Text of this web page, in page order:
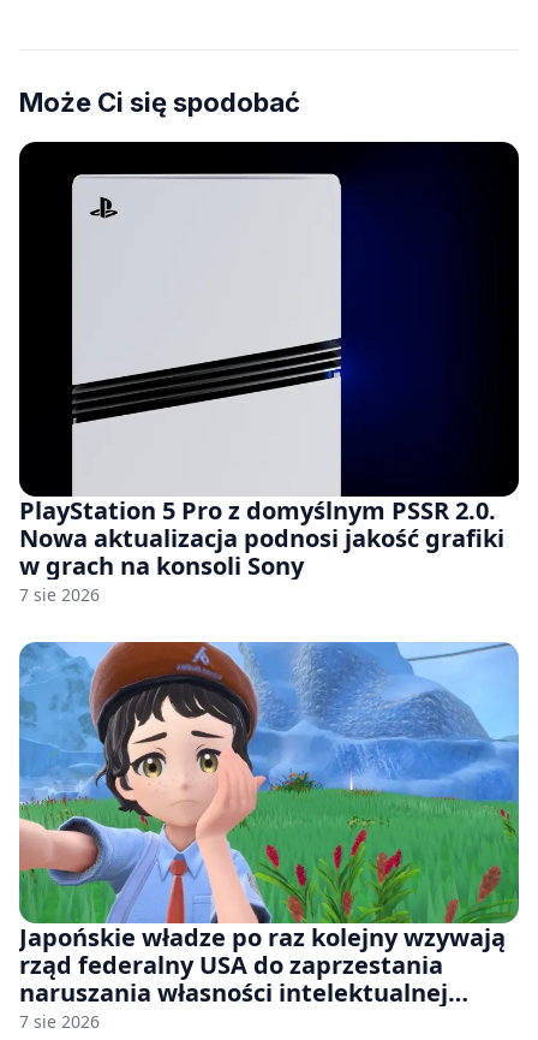
Może Ci się spodobać
PlayStation 5 Pro z domyślnym PSSR 2.0.
Nowa aktualizacja podnosi jakość grafiki
w grach na konsoli Sony
7 sie 2026
Japońskie władze po raz kolejny wzywają
rząd federalny USA do zaprzestania
naruszania własności intelektualnej
japońskich gier i anime
7 sie 2026